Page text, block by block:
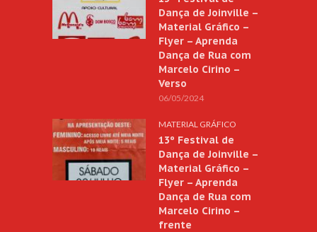
Dança de Joinville –
Material Gráfico –
Flyer – Aprenda
Dança de Rua com
Marcelo Cirino –
Verso
06/05/2024
MATERIAL GRÁFICO
13º Festival de
Dança de Joinville –
Material Gráfico –
Flyer – Aprenda
Dança de Rua com
Marcelo Cirino –
frente